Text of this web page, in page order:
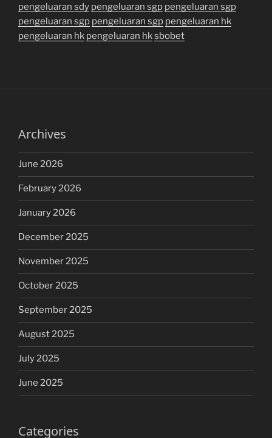
pengeluaran sdy pengeluaran sgp pengeluaran sgp
pengeluaran sgp pengeluaran sgp pengeluaran hk
pengeluaran hk pengeluaran hksbobet
Archives
June 2026
February 2026
January 2026
December 2025
November 2025
October 2025
September 2025
August 2025
July 2025
June 2025
Categories